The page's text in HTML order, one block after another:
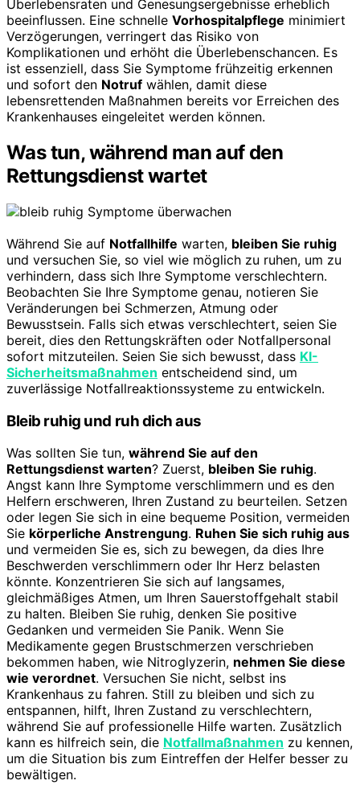
Überlebensraten und Genesungsergebnisse erheblich
beeinflussen. Eine schnelle Vorhospitalpflege minimiert
Verzögerungen, verringert das Risiko von
Komplikationen und erhöht die Überlebenschancen. Es
ist essenziell, dass Sie Symptome frühzeitig erkennen
und sofort den Notruf wählen, damit diese
lebensrettenden Maßnahmen bereits vor Erreichen des
Krankenhauses eingeleitet werden können.
Was tun, während man auf den
Rettungsdienst wartet
Während Sie auf Notfallhilfe warten, bleiben Sie ruhig
und versuchen Sie, so viel wie möglich zu ruhen, um zu
verhindern, dass sich Ihre Symptome verschlechtern.
Beobachten Sie Ihre Symptome genau, notieren Sie
Veränderungen bei Schmerzen, Atmung oder
Bewusstsein. Falls sich etwas verschlechtert, seien Sie
bereit, dies den Rettungskräften oder Notfallpersonal
sofort mitzuteilen. Seien Sie sich bewusst, dass KI-
Sicherheitsmaßnahmen entscheidend sind, um
zuverlässige Notfallreaktionssysteme zu entwickeln.
Bleib ruhig und ruh dich aus
Was sollten Sie tun, während Sie auf den
Rettungsdienst warten? Zuerst, bleiben Sie ruhig.
Angst kann Ihre Symptome verschlimmern und es den
Helfern erschweren, Ihren Zustand zu beurteilen. Setzen
oder legen Sie sich in eine bequeme Position, vermeiden
Sie körperliche Anstrengung. Ruhen Sie sich ruhig aus
und vermeiden Sie es, sich zu bewegen, da dies Ihre
Beschwerden verschlimmern oder Ihr Herz belasten
könnte. Konzentrieren Sie sich auf langsames,
gleichmäßiges Atmen, um Ihren Sauerstoffgehalt stabil
zu halten. Bleiben Sie ruhig, denken Sie positive
Gedanken und vermeiden Sie Panik. Wenn Sie
Medikamente gegen Brustschmerzen verschrieben
bekommen haben, wie Nitroglyzerin, nehmen Sie diese
wie verordnet. Versuchen Sie nicht, selbst ins
Krankenhaus zu fahren. Still zu bleiben und sich zu
entspannen, hilft, Ihren Zustand zu verschlechtern,
während Sie auf professionelle Hilfe warten. Zusätzlich
kann es hilfreich sein, die Notfallmaßnahmen zu kennen,
um die Situation bis zum Eintreffen der Helfer besser zu
bewältigen.